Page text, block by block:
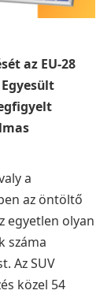
az EU-28
a
az öntöltő
egyetlen olyan
száma
Az SUV
közel 54